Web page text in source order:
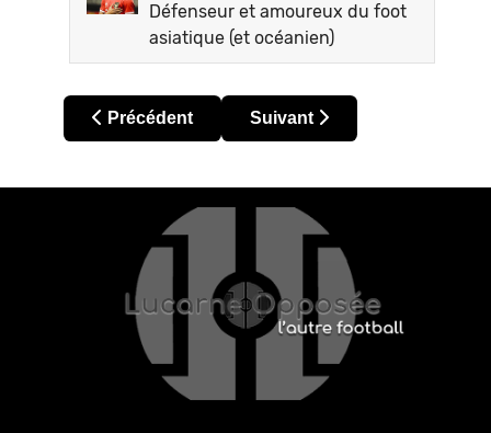
Défenseur et amoureux du foot
asiatique (et océanien)
Article précédent : Arabie saoudite – SPL 2024/
Précédent Article suivant : Arabie
Suivant